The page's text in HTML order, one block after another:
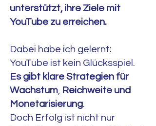
unterstützt, ihre Ziele mit
YouTube zu erreichen.
Dabei habe ich gelernt:
YouTube ist kein Glücksspiel.
Es gibt klare Strategien für
Wachstum, Reichweite und
Monetarisierung.
Doch Erfolg ist nicht nur